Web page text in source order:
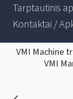
Tarptautinis
Kontaktai /
VMI Machine
VMI